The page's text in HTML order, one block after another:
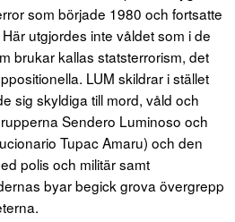
som började 1980 och fortsatte
utgjordes inte våldet som i de
brukar kallas statsterrorism, det
LUM skildrar i stället
sig skyldiga till mord, våld och
Sendero Luminoso och
Tupac Amaru) och den
polis och militär samt
byar begick grova övergrepp